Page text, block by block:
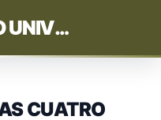
HORÓSCOPO UNIVERSAL
CUATRO